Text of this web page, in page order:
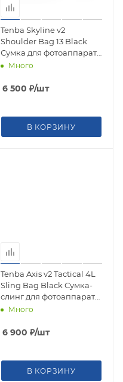
Tenba Skyline v2
Shoulder Bag 13 Black
Сумка для фотоаппарата
637-786
Много
6 500 ₽/шт
В КОРЗИНУ
Tenba Axis v2 Tactical 4L
Sling Bag Black Сумка-
слинг для фотоаппарата
637-760
Много
6 900 ₽/шт
В КОРЗИНУ